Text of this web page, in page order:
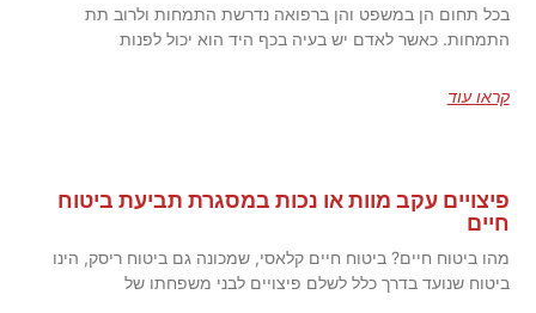
בכל תחום הן במשפט והן ברפואה נדרשת התמחות ולרוב תת
התמחות. כאשר לאדם יש בעיה בכף היד הוא יכול לפנות
קראו עוד
פיצויים עקב מוות או נכות במסגרת תביעת ביטוח
חיים
מהו ביטוח חיים? ביטוח חיים קלאסי, שמכונה גם ביטוח ריסק, הינו
ביטוח שנועד בדרך כלל לשלם פיצויים לבני משפחתו של